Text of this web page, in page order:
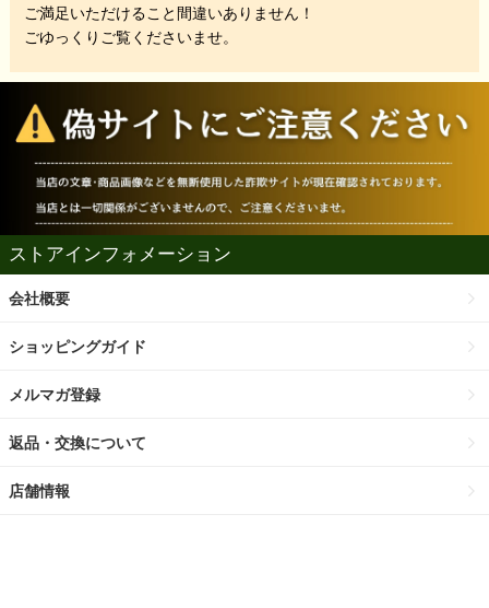
ご満足いただけること間違いありません！
ごゆっくりご覧くださいませ。
ストアインフォメーション
会社概要
ショッピングガイド
メルマガ登録
返品・交換について
店舗情報